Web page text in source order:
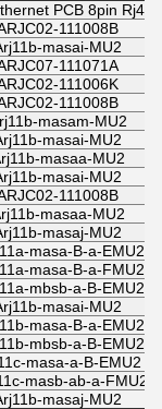
PCB 8pin Rj45
111008B
masai-MU2
111071A
111006K
111008B
masam-MU2
masai-MU2
masaa-MU2
masai-MU2
111008B
masaa-MU2
masaj-MU2
masa-B-a-EMU2
masa-B-a-FMU2
mbsb-a-B-EMU2
masai-MU2
masa-B-a-EMU2
mbsb-a-B-EMU2
masa-a-B-EMU2
masb-ab-a-FMU2
masaj-MU2